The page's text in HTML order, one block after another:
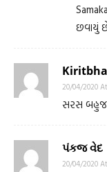
છવાયું
20/04/2020
સરસ બહુજ
પંકજ વેદ
20/04/2020